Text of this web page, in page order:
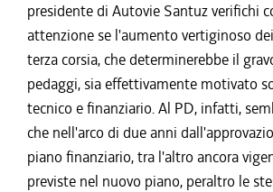
presidente di Autovie Santuz verifichi
attenzione se l'aumento vertiginoso
terza corsia, che determinerebbe il
pedaggi, sia effettivamente motivato
tecnico e finanziario. Al PD, infatti,
che nell'arco di due anni
piano finanziario, tra l'altro ancora
previste nel nuovo piano, peraltro le